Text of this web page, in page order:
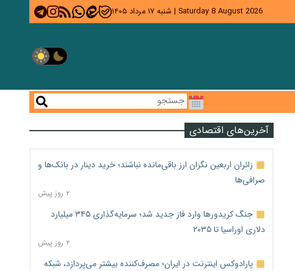
Saturday 8 August 2026
| شنبه ۱۷ مرداد ۱۴۰۵
آخرین‌های اقتصادی
زائران اربعین نگران ارز باقی‌مانده نباشند؛ خرید دینار در بانک‌ها و
صرافی‌ها
۲ روز پیش
جنگ کریدورها وارد فاز جدید شد؛ سرمایه‌گذاری ۳۴۵ میلیارد
دلاری اوراسیا تا ۲۰۳۵
۲ روز پیش
پارادوکس اینترنت در ایران؛ مصرف‌کننده بیشتر می‌پردازد، شبکه